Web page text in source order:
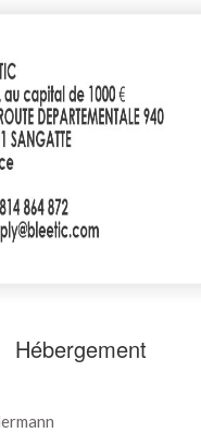
Hébergement